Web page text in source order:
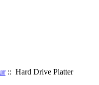
:: Hard Drive Platter